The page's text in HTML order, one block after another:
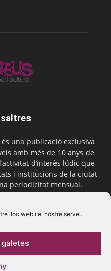
lloc web i el nostre servei.
una publicació exclusiva
amb més de 10 anys de
d’interès lúdic que
i institucions de la ciutat
periodicitat mensual.
nos